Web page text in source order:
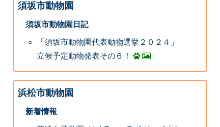
須坂市動物園
須坂市動物園日記
「須坂市動物園代表動物選挙２０２４」
立候予定動物発表その６！
浜松市動物園
新着情報